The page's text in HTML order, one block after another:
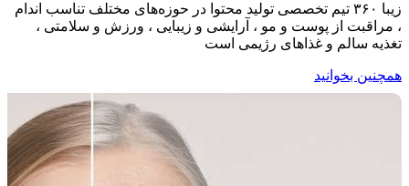
زیبا ۳۶۰ تیم تخصصی تولید محتوا در حوزه‌های مختلف تناسب اندام
، مراقبت از پوست و مو ، آرایشی و زیبایی ، ورزش و سلامتی ،
تغذیه سالم و غذاهای رژیمی است
همچنین بخوانید